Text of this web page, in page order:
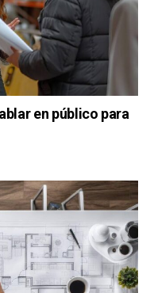
en público para